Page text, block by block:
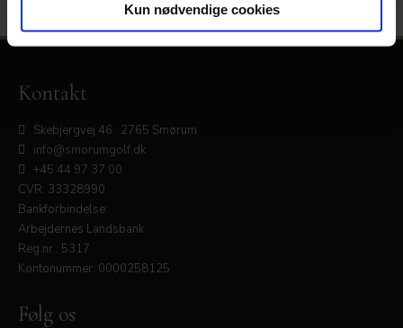
Kun nødvendige cookies
Kontakt
Skebjergvej 46 · 2765 Smørum
info@smorumgolf.dk
+45 44 97 37 00
CVR: 33328990
Bankforbindelse:
Arbejdernes Landsbank
Reg.nr.: 5317
Kontonummer: 0000258125
Følg os